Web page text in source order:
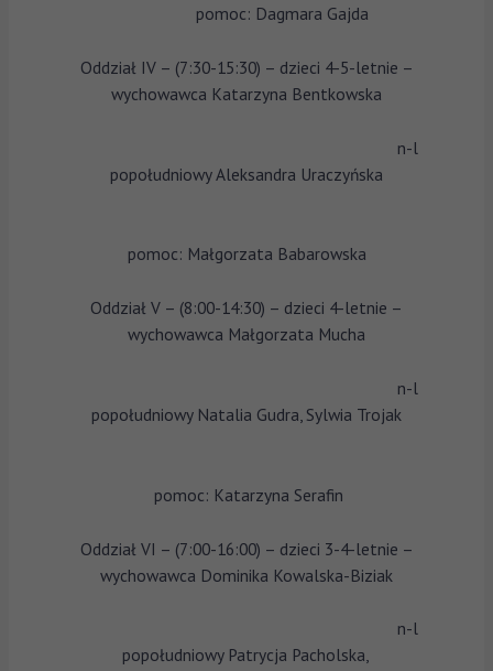
pomoc: Dagmara Gajda
Oddział IV – (7:30-15:30) – dzieci 4-5-letnie –
wychowawca Katarzyna Bentkowska
n-l
popołudniowy Aleksandra Uraczyńska
pomoc: Małgorzata Babarowska
Oddział V – (8:00-14:30) – dzieci 4-letnie –
wychowawca Małgorzata Mucha
n-l
popołudniowy Natalia Gudra, Sylwia Trojak
pomoc: Katarzyna Serafin
Oddział VI – (7:00-16:00) – dzieci 3-4-letnie –
wychowawca Dominika Kowalska-Biziak
n-l
popołudniowy Patrycja Pacholska,